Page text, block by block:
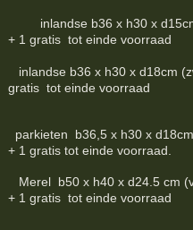
inlandse b36 x h30 x d15cm
+ 1 gratis tot einde voorraad
inlandse b36 x h30 x d18cm
gratis tot einde voorraad
parkieten b36,5 x h30 x
+ 1 gratis tot einde voorraad.
Merel b50 x h40 x d24.5 cm
+ 1 gratis tot einde voorraad